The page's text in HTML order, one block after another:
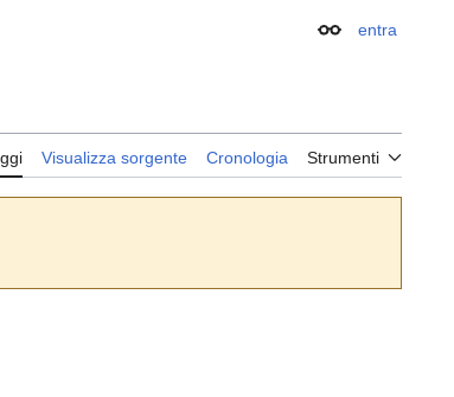
Aspetto
entra
Visualizza sorgente Cronologia Strumenti